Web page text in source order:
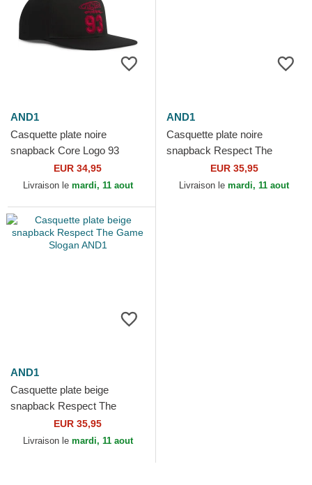
AND1
Casquette plate noire
snapback Core Logo 93
EUR 34,95
Livraison le mardi, 11 aout
AND1
Casquette plate noire
snapback Respect The
Game Slogan AND1
EUR 35,95
Livraison le mardi, 11 aout
AND1
Casquette plate beige
snapback Respect The
Game Slogan AND1
EUR 35,95
Livraison le mardi, 11 aout